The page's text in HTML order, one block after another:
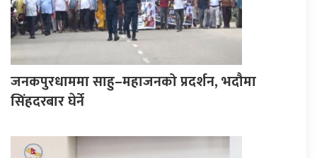
जनकपुरधाममा साहु–महाजनको प्रदर्शन, भदौमा
सिंहदरबार घेर्ने